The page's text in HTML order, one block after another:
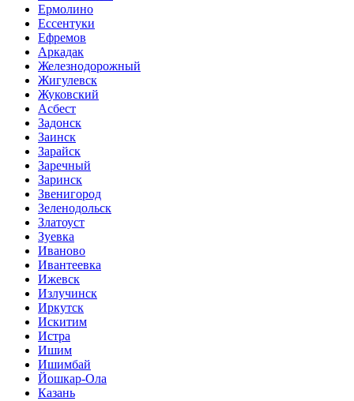
Ермолино
Ессентуки
Ефремов
Аркадак
Железнодорожный
Жигулевск
Жуковский
Асбест
Задонск
Заинск
Зарайск
Заречный
Заринск
Звенигород
Зеленодольск
Златоуст
Зуевка
Иваново
Ивантеевка
Ижевск
Излучинск
Иркутск
Искитим
Истра
Ишим
Ишимбай
Йошкар-Ола
Казань